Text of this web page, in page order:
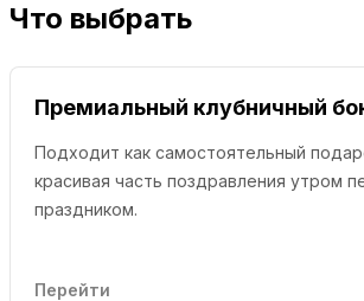
Что выбрать
Премиальный клубничный
Подходит как самостоятельный
красивая часть поздравления утром
праздником.
Перейти